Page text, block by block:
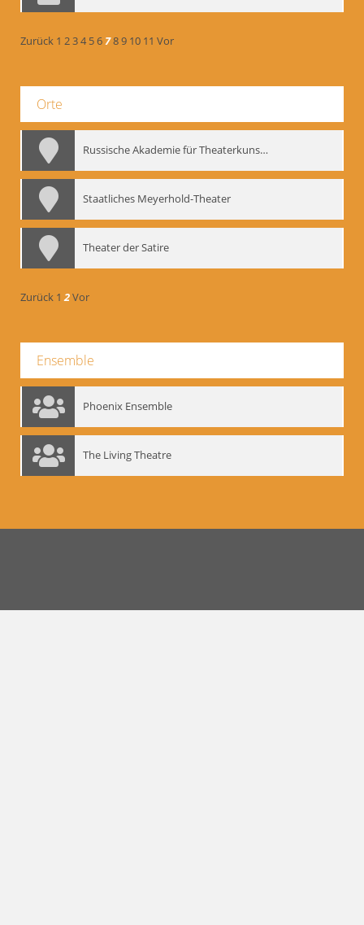
Zurück 1 234 56789 10 11 Vor
Orte
Russische Akademie für Theaterkunst – GITIS
Staatliches Meyerhold-Theater
Theater der Satire
Zurück 1 2Vor
Ensemble
Phoenix Ensemble
The Living Theatre